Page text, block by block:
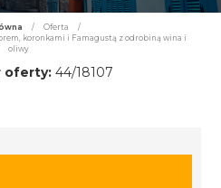
/ Oferta
/
koronkami i Famagustą z odrobiną wina i
oliwy
oferty:44/18107